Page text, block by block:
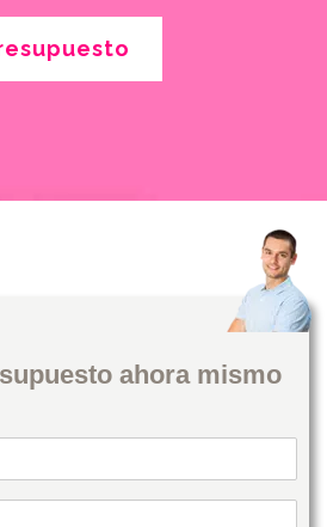
ahora mismo